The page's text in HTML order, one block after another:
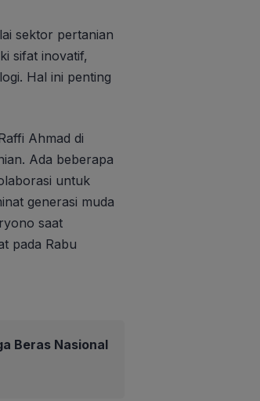
sektor pertanian
sifat inovatif,
Hal ini penting
Ahmad di
Ada beberapa
untuk
generasi muda
saat
pada Rabu
Beras Nasional